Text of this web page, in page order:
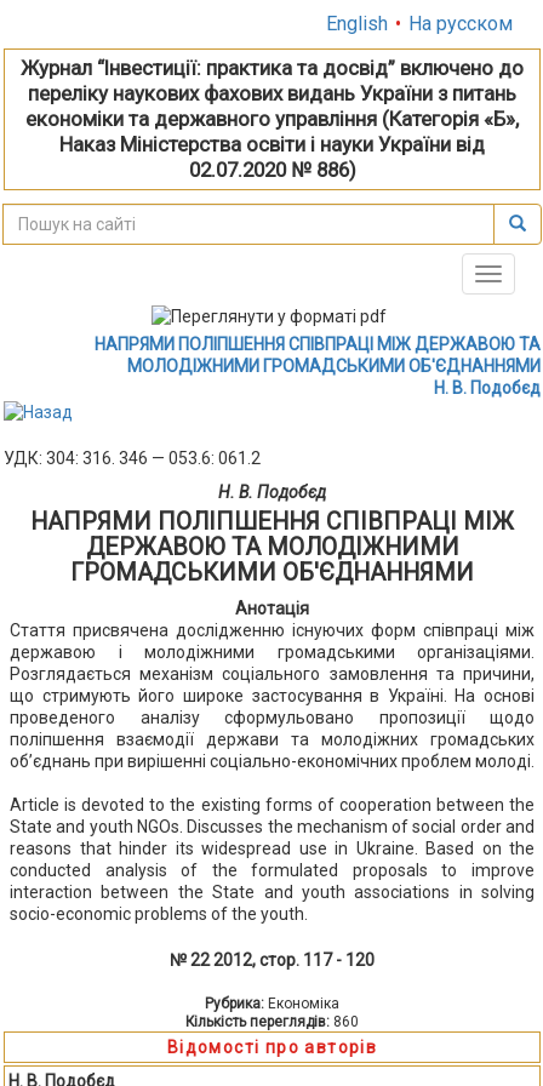
English • На русском
Журнал “Інвестиції: практика та досвід” включено до
переліку наукових фахових видань України з питань
економіки та державного управління (Категорія «Б»,
Наказ Міністерства освіти і науки України від
02.07.2020 № 886)
Toggle
НАПРЯМИ ПОЛІПШЕННЯ СПІВПРАЦІ МІЖ ДЕРЖАВОЮ ТА
МОЛОДІЖНИМИ ГРОМАДСЬКИМИ ОБ'ЄДНАННЯМИ
Н. В. Подобєд
УДК: 304: 316. 346 — 053.6: 061.2
Н. В. Подобєд
НАПРЯМИ ПОЛІПШЕННЯ СПІВПРАЦІ МІЖ
ДЕРЖАВОЮ ТА МОЛОДІЖНИМИ
ГРОМАДСЬКИМИ ОБ'ЄДНАННЯМИ
Анотація
Стаття присвячена дослідженню існуючих форм співпраці між
державою і молодіжними громадськими організаціями.
Розглядається механізм соціального замовлення та причини,
що стримують його широке застосування в Україні. На основі
проведеного аналізу сформульовано пропозиції щодо
поліпшення взаємодії держави та молодіжних громадських
об’єднань при вирішенні соціально-економічних проблем молоді.
Article is devoted to the existing forms of cooperation between the
State and youth NGOs. Discusses the mechanism of social order and
reasons that hinder its widespread use in Ukraine. Based on the
conducted analysis of the formulated proposals to improve
interaction between the State and youth associations in solving
socio-economic problems of the youth.
№ 22 2012, стор. 117 - 120
Рубрика: Економіка
Кількість переглядів: 860
Відомості про авторів
Н. В. Подобєд